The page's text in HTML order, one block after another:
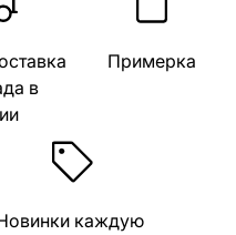
в
Примерка
каждую